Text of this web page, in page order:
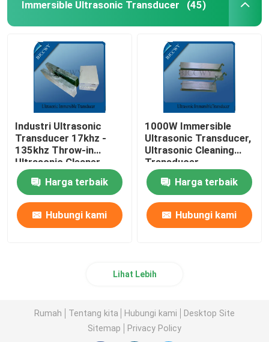
Immersible Ultrasonic Transducer (45)
Industri Ultrasonic
Transducer 17khz -
135khz Throw-in
Ultrasonic Cleaner
Harga terbaik
Hubungi kami
1000W Immersible
Ultrasonic Transducer,
Ultrasonic Cleaning
Transducer
Harga terbaik
Hubungi kami
Lihat Lebih
Rumah Tentang kita Hubungi kami
Desktop Site
Sitemap
Privacy Policy